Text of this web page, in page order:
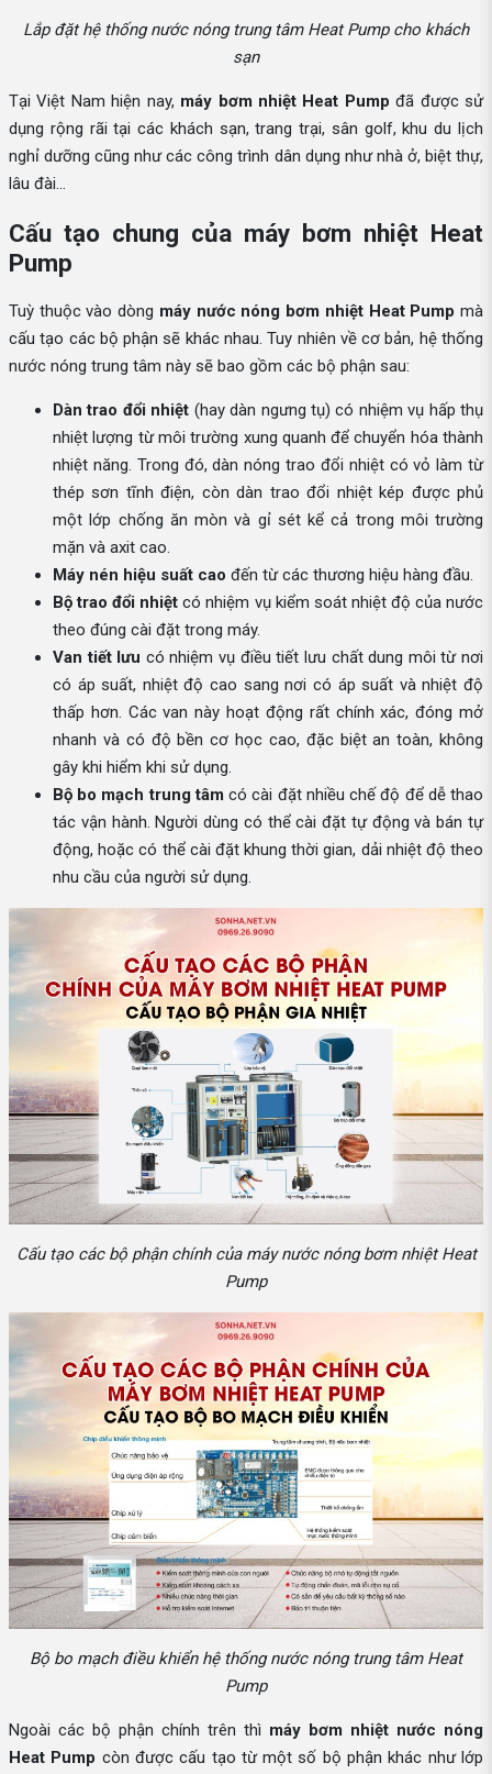
Lắp đặt hệ thống nước nóng trung tâm Heat Pump cho khách
sạn
Tại Việt Nam hiện nay, máy bơm nhiệt Heat Pump đã được sử
dụng rộng rãi tại các khách sạn, trang trại, sân golf, khu du lịch
nghỉ dưỡng cũng như các công trình dân dụng như nhà ở, biệt thự,
lâu đài…
Cấu tạo chung của máy bơm nhiệt Heat
Pump
Tuỳ thuộc vào dòng máy nước nóng bơm nhiệt Heat Pump mà
cấu tạo các bộ phận sẽ khác nhau. Tuy nhiên về cơ bản, hệ thống
nước nóng trung tâm này sẽ bao gồm các bộ phận sau:
Dàn trao đổi nhiệt (hay dàn ngưng tụ) có nhiệm vụ hấp thụ
nhiệt lượng từ môi trường xung quanh để chuyển hóa thành
nhiệt năng. Trong đó, dàn nóng trao đổi nhiệt có vỏ làm từ
thép sơn tĩnh điện, còn dàn trao đổi nhiệt kép được phủ
một lớp chống ăn mòn và gỉ sét kể cả trong môi trường
mặn và axit cao.
Máy nén hiệu suất cao đến từ các thương hiệu hàng đầu.
Bộ trao đổi nhiệt có nhiệm vụ kiểm soát nhiệt độ của nước
theo đúng cài đặt trong máy.
Van tiết lưu có nhiệm vụ điều tiết lưu chất dung môi từ nơi
có áp suất, nhiệt độ cao sang nơi có áp suất và nhiệt độ
thấp hơn. Các van này hoạt động rất chính xác, đóng mở
nhanh và có độ bền cơ học cao, đặc biệt an toàn, không
gây khi hiểm khi sử dụng.
Bộ bo mạch trung tâmcó cài đặt nhiều chế độ để dễ thao
tác vận hành. Người dùng có thể cài đặt tự động và bán tự
động, hoặc có thể cài đặt khung thời gian, dải nhiệt độ theo
nhu cầu của người sử dụng.
Cấu tạo các bộ phận chính của máy nước nóng bơm nhiệt Heat
Pump
Bộ bo mạch điều khiển hệ thống nước nóng trung tâm Heat
Pump
Ngoài các bộ phận chính trên thì máy bơm nhiệt nước nóng
Heat Pump còn được cấu tạo từ một số bộ phận khác như lớp